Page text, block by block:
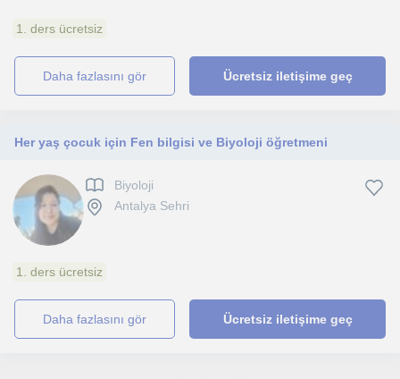
1. ders ücretsiz
daha fazlasını gör Ücretsiz iletişime geç
Her yaş çocuk için Fen bilgisi ve Biyoloji öğretmeni
Biyoloji
Antalya Sehri
1. ders ücretsiz
daha fazlasını gör Ücretsiz iletişime geç